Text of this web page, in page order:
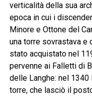
verticalità della sua
epoca in cui i
Minore e Ottone del
una torre sovrastava e
stato acquistato nel
pervenne ai Falletti di
delle Langhe: nel
torre, che lasciò il